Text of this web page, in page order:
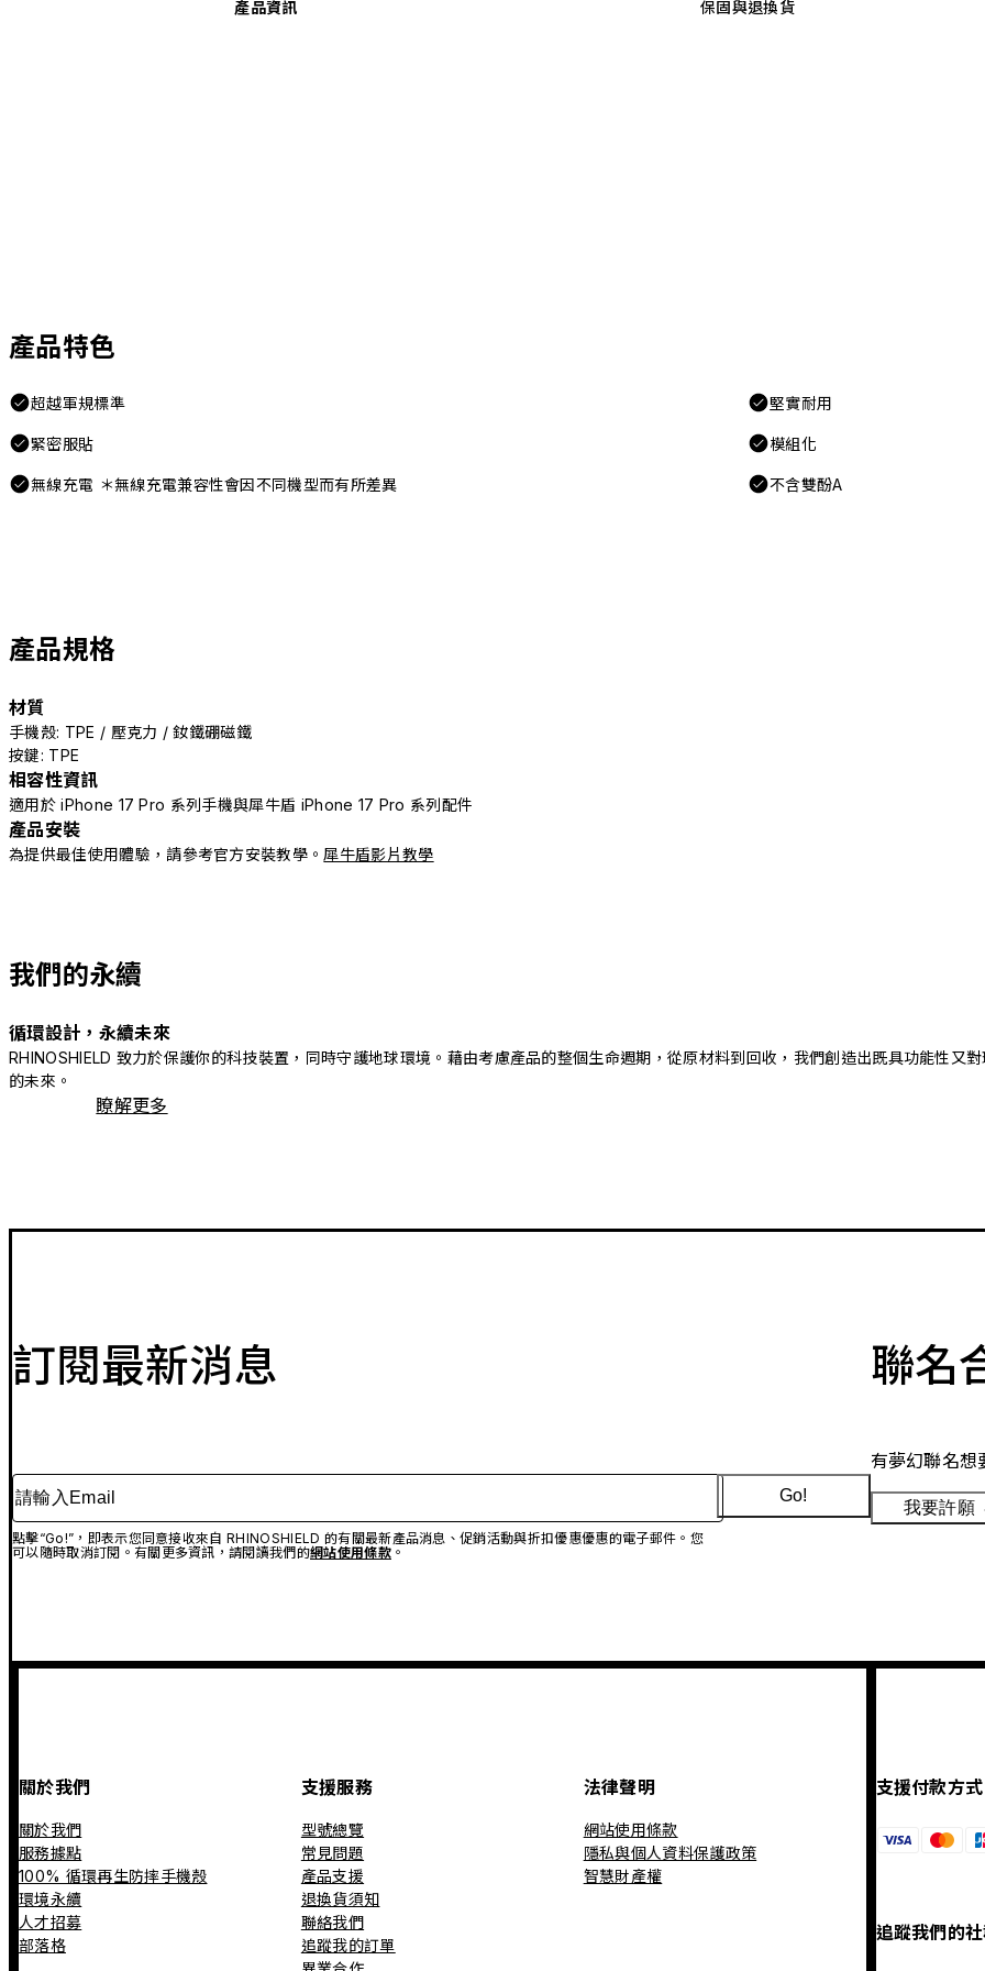
產品資訊 保固與退換貨
產品特色
超越軍規標準 堅實耐用
緊密服貼 模組化
無線充電 ＊無線充電兼容性會因不同機型而有所差異 不含雙酚A
產品規格
材質
手機殼: TPE / 壓克力 / 釹鐵硼磁鐵
按鍵: TPE
相容性資訊
適用於 iPhone 17 Pro 系列手機與犀牛盾 iPhone 17 Pro 系列配件
產品安裝
為提供最佳使用體驗，請參考官方安裝教學。 犀牛盾影片教學
我們的永續
循環設計，永續未來
RHINOSHIELD 致力於保護你的科技裝置，同時守護地球環境。藉由考慮產品的整個生命週期，從原材料到回收，我們創造出既具功能性又
的未來。
瞭解更多
訂閱最新消息
請輸入Email
點擊“Go!”，即表示您同意接收來自 RHINOSHIELD 的有關最新產品消息、促銷活動與折扣優惠優惠的電子郵件。您
可以隨時取消訂閱。有關更多資訊，請閱讀我們的網站使用條款。
Go!
聯名
有夢幻聯名
我要許願
關於我們
關於我們
服務據點
100% 循環再生防摔手機殼
環境永續
人才招募
部落格
支援服務
型號總覽
常見問題
產品支援
退換貨須知
聯絡我們
追蹤我的訂單
法律聲明
網站使用條款
隱私與個人資料保護政策
智慧財產權
支援付款方式
追蹤我們的